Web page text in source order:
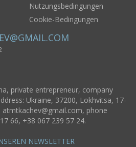
Nutzungsbedingungen
Cookie-Bedingungen
private entrepreneur, company
Ukraine, 37200, Lokhvitsa, 17-
atmtkachev@gmail.com, phone
66, +38 067 239 57 24.
NEWSLETTER